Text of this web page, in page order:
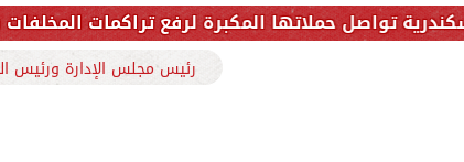
لرفع تراكمات المخلفات بشارع ملك حفني وتزيل 150 طنًا
رئيس مجلس الإدارة ورئيس